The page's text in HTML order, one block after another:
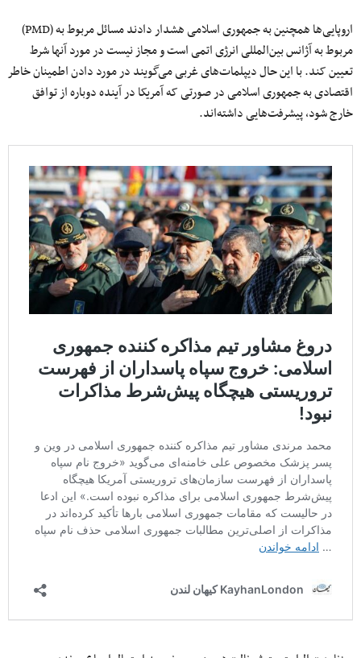
اروپایی‌ها همچنین به جمهوری اسلامی هشدار دادند مسائل مربوط به (PMD)
مربوط به آژانس بین‌المللی انرژی اتمی است و مجاز نیست در مورد آنها شرط
تعیین کند. با این حال دیپلمات‌های غربی می‌گویند در مورد دادن اطمینان خاطر
اقتصادی به جمهوری اسلامی در صورتی که آمریکا در آینده دوباره از توافق
خارج شود، پیشرفت‌هایی داشته‌اند.